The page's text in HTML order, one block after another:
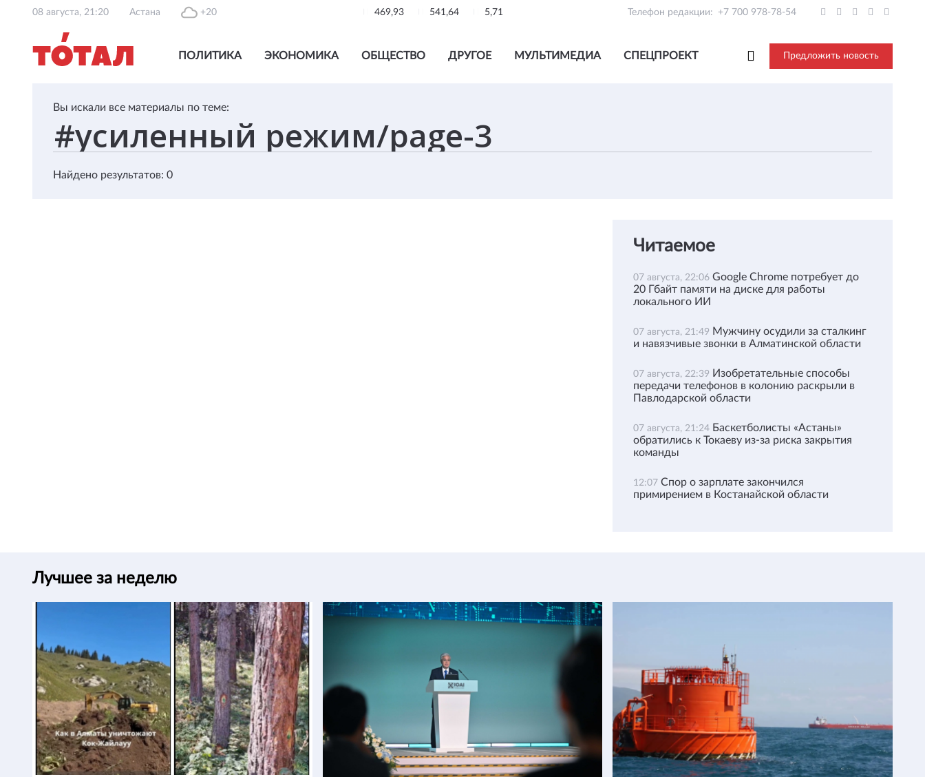
08 августа, 21:20 Астана +20 469,93 541,64 5,71 Телефон редакции: +7 700 978-78-54
ПОЛИТИКА ЭКОНОМИКА ОБЩЕСТВО ДРУГОЕ МУЛЬТИМЕДИА СПЕЦПРОЕКТ Предложить новость
Вы искали все материалы по теме:
Найдено результатов: 0
Читаемое
07 августа, 22:06 Google Chrome потребует до
20 Гбайт памяти на диске для работы
локального ИИ
07 августа, 21:49 Мужчину осудили за сталкинг
и навязчивые звонки в Алматинской области
07 августа, 22:39 Изобретательные способы
передачи телефонов в колонию раскрыли в
Павлодарской области
07 августа, 21:24 Баскетболисты «Астаны»
обратились к Токаеву из-за риска закрытия
команды
12:07 Спор о зарплате закончился
примирением в Костанайской области
Лучшее за неделю